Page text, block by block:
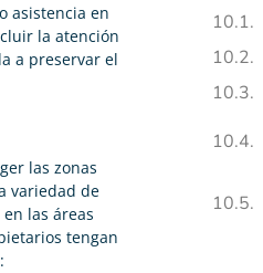
asistencia en
la atención
a preservar el
las zonas
variedad de
las áreas
tengan